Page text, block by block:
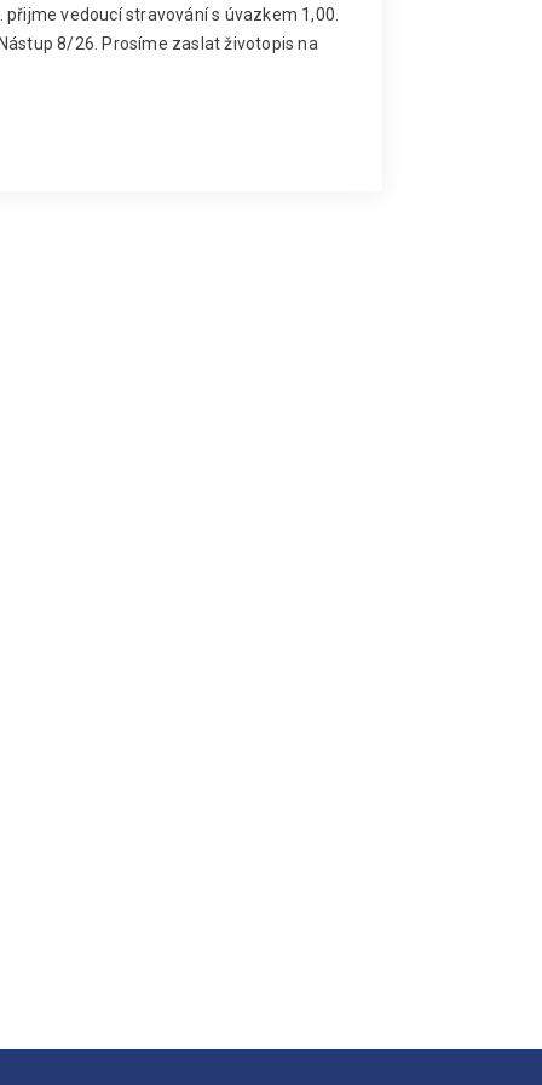
přijme vedoucí stravování s úvazkem 1,00.
8/26. Prosíme zaslat životopis na